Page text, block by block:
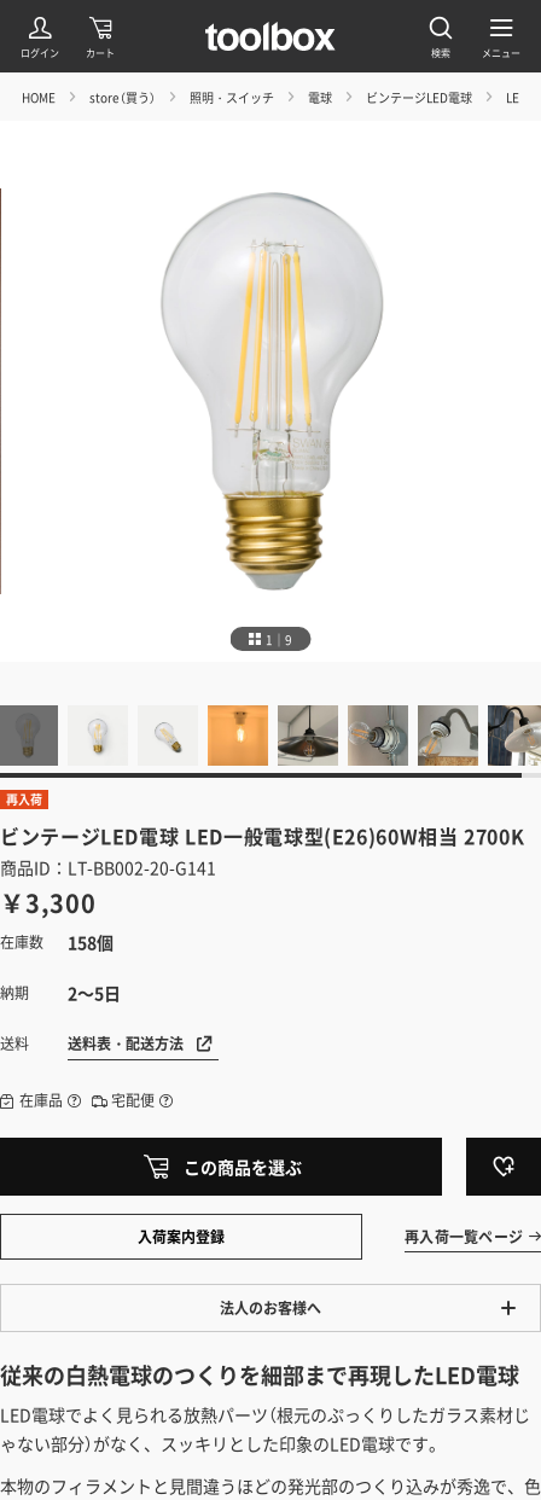
HOME store（買う） 照明・スイッチ 電球 ビンテージLED電球 LED
1｜9
再入荷
ビンテージLED電球 LED一般電球型(E26)60W相当 2700K
商品ID：LT-BB002-20-G141
￥3,300
在庫数 158個
納期 2～5日
送料 送料表・配送方法
在庫品 宅配便
この商品を選ぶ
入荷案内登録 再入荷一覧ページ
法人のお客様へ
ワンプライス販売
法人・個人様いずれも全て一律の価格で販売しております。法人/個人
事業主様には「請求書払い」も対応しています。
「請求書払い」の詳細はこちら
従来の白熱電球のつくりを細部まで再現したLED電球
LED電球でよく見られる放熱パーツ（根元のぷっくりしたガラス素材じ
ゃない部分）がなく、スッキリとした印象のLED電球です。
本物のフィラメントと見間違うほどの発光部のつくり込みが秀逸で、色